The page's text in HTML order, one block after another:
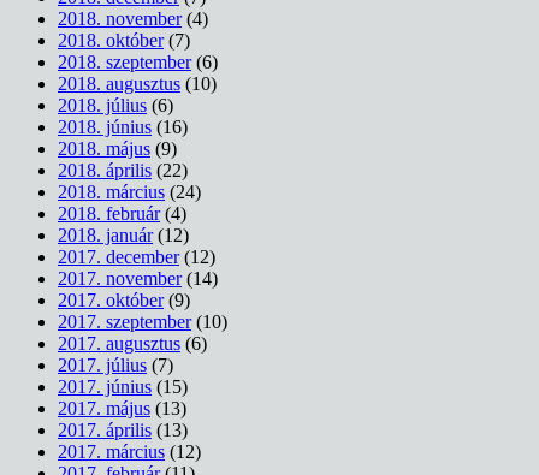
2018. november(4)
2018. október(7)
2018. szeptember(6)
2018. augusztus (10)
2018. július (6)
2018. június (16)
2018. május (9)
2018. április (22)
2018. március (24)
2018. február(4)
2018. január(12)
2017. december(12)
2017. november(14)
2017. október(9)
2017. szeptember(10)
2017. augusztus (6)
2017. július (7)
2017. június (15)
2017. május (13)
2017. április (13)
2017. március (12)